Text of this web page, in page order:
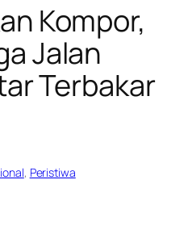
Kompor,
Jalan
Terbakar
, Peristiwa